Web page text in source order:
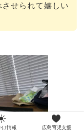
せられて嬉しい
け情報 広島育児支援